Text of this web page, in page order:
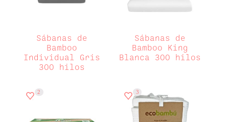
Sábanas de
Bamboo
Individual Gris
300 hilos
Sábanas de
Bamboo King
Blanca 300 hilos
2 3